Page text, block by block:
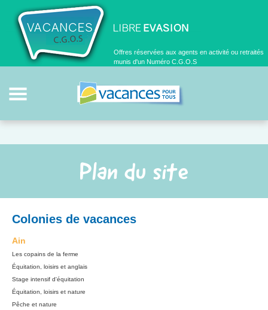
Offres réservées aux agents en activité ou retraités
munis d'un Numéro C.G.O.S
Plan du site
Colonies de vacances
Ain
Les copains de la ferme
Équitation, loisirs et anglais
Stage intensif d'équitation
Équitation, loisirs et nature
Pêche et nature